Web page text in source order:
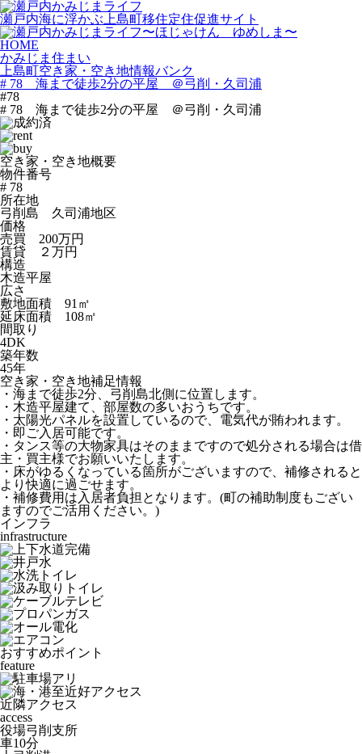
瀬戸内海に浮かぶ上島町移住定住促進サイト
HOME
かみじま住まい
上島町空き家・空き地情報バンク
# 78 海まで徒歩2分の平屋 ＠弓削・久司浦
#78
# 78 海まで徒歩2分の平屋 ＠弓削・久司浦
空き家・空き地概要
物件番号
# 78
所在地
弓削島 久司浦地区
価格
売買 200万円
賃貸 ２万円
構造
木造平屋
広さ
敷地面積 91㎡
延床面積 108㎡
間取り
4DK
築年数
45年
空き家・空き地補足情報
・海まで徒歩2分、弓削島北側に位置します。
・木造平屋建て、部屋数の多いおうちです。
・太陽光パネルを設置しているので、電気代が賄われます。
・即ご入居可能です。
・タンス等の大物家具はそのままですので処分される場合は借
主・買主様でお願いいたします。
・床がゆるくなっている箇所がございますので、補修されると
より快適に過ごせます。
・補修費用は入居者負担となります。(町の補助制度もござい
ますのでご活用ください。)
インフラ
infrastructure
おすすめポイント
feature
近隣アクセス
access
役場弓削支所
車10分